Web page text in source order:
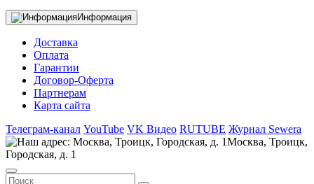
Информация
Доставка
Оплата
Гарантии
Договор-Оферта
Партнерам
Карта сайта
Телеграм-канал YouTube VK Видео RUTUBE Журнал Sewera
Москва, Троицк,
Городская, д. 1